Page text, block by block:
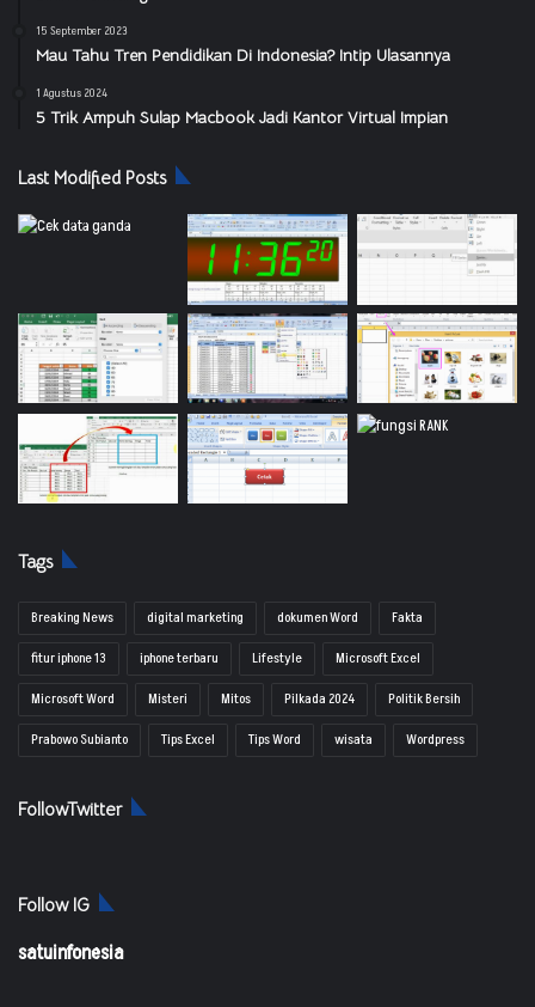
15 September 2023
Mau Tahu Tren Pendidikan Di Indonesia? Intip Ulasannya
1 Agustus 2024
5 Trik Ampuh Sulap Macbook Jadi Kantor Virtual Impian
Last Modified Posts
Tags
Breaking News digital marketing dokumen Word
Fakta
fitur iphone 13
iphone terbaru Lifestyle
Microsoft Excel
Microsoft Word
Misteri Mitos Pilkada 2024
Politik Bersih
Prabowo Subianto
Tips Excel Tips Word wisata Wordpress
FollowTwitter
Follow IG
satuinfonesia